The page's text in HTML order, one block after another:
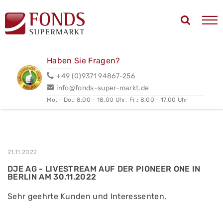
Haben Sie Fragen?
+49 (0)9371 94867-256
info@fonds-super-markt.de
Mo. - Do.: 8.00 - 18.00 Uhr, Fr.: 8.00 - 17.00 Uhr
21.11.2022
DJE AG - LIVESTREAM AUF DER PIONEER ONE IN
BERLIN AM 30.11.2022
Sehr geehrte Kunden und Interessenten,